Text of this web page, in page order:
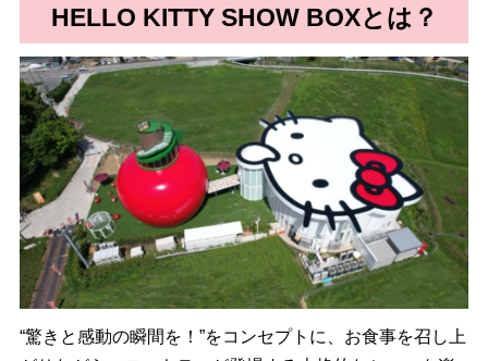
HELLO KITTY SHOW BOXとは？
“驚きと感動の瞬間を！”をコンセプトに、お食事を召し上